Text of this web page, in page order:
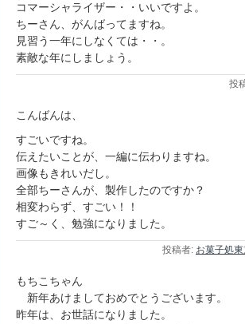
コマーシャライザー・・いいですよ。
ちーさん、がんばってますね。
見習う一年にしなくては・・。
素敵な年にしましょう。
投
こんばんは、
すごいですね。
伝えたいことが、一編に伝わりますね。
画像もきれいだし。
全部ちーさんが、製作したのですか？
相変わらず、すごい！！
すご～く、勉強になりました。
投稿者: お菓子処
もちこちゃん
新年あけましておめでとうございます。
昨年は、お世話になりました。